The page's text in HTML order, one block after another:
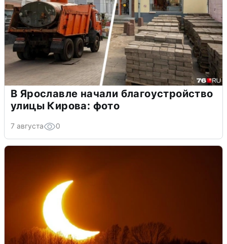
В Ярославле начали благоустройство
улицы Кирова: фото
7 августа 0